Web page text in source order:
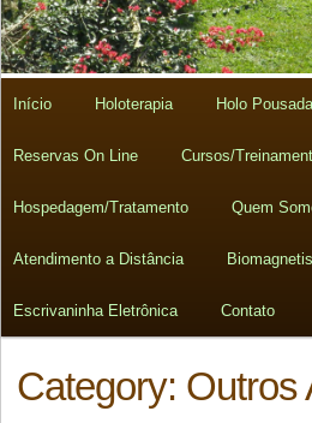
Início Holoterapia Holo Pousada
Reservas On Line Cursos/
Hospedagem/Tratamento Quem
Atendimento a Distância
Escrivaninha Eletrônica Contato
Category: Outros